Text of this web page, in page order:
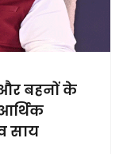
बहनों के
साय